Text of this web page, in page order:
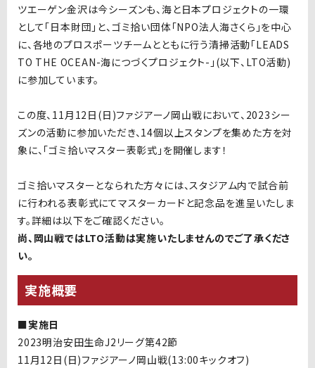
ツエーゲン金沢は今シーズンも、海と日本プロジェクトの一環
として「日本財団」と、ゴミ拾い団体「NPO法人海さくら」を中心
に、各地のプロスポーツチームとともに行う清掃活動「LEADS
TO THE OCEAN-海につづくプロジェクト- 」 (以下、 LTO活動)
に参加しています。
この度、 11月 12 日 (日 )ファジアーノ岡山戦において、 2023シー
ズンの活動に参加いただき、14個以上スタンプを集めた方を対
象に、「ゴミ拾いマスター表彰式」を開催します！
ゴミ拾いマスターとなられた方々には、スタジアム内で試合前
に行われる表彰式にてマスターカードと記念品を進呈いたしま
す。詳細は以下をご確認ください。
尚、岡山戦ではLTO活動は実施いたしませんのでご了承くださ
い。
実施概要
■実施日
2023明治安田生命J2リーグ第42節
11月12 日 (日)ファジアーノ岡山戦(13:00キックオフ)